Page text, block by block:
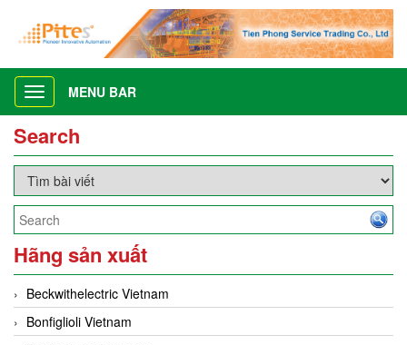
Toggle
navigation
MENU BAR
Search
Hãng sản xuất
Beckwithelectric Vietnam
Bonfiglioli Vietnam